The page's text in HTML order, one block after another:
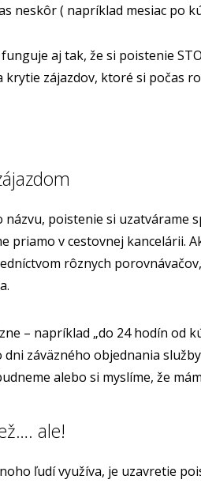
neskôr ( napríklad mesiac po
aj tak, že si poistenie
zájazdov, ktoré si počas
poistenie si uzatvárame
priamo v cestovnej kancelárii.
rôznych
– napríklad „do 24 hodín od
záväzného objednania
alebo si myslíme, že
ale!
ľudí využíva, je uzavretie